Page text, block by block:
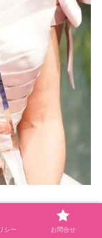
で取り組むタイ
シー お問合せ